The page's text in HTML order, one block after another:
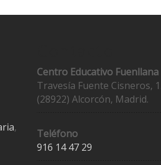
,
Centro Educativo Fuenllana
Travesía Fuente Cisneros,
(28922) Alcorcón, Madrid.
Teléfono
916 14 47 29